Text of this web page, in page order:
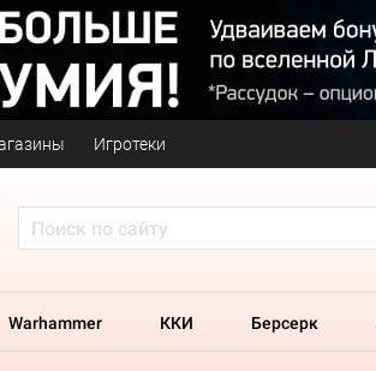
Игротеки
Warhammer ККИ Берсерк